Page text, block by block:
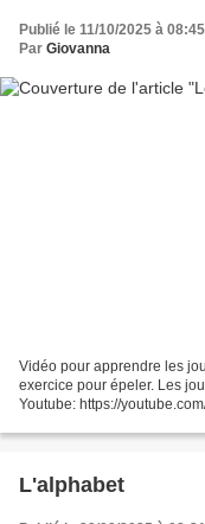
Publié le 11/10/2025 à 08:45
Par Giovanna
Vidéo pour apprendre les
exercice pour épeler. Les
Youtube: https://
L'alphabet